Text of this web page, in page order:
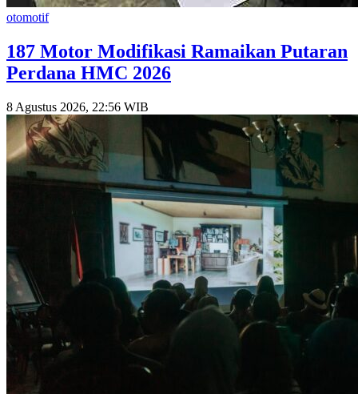
otomotif
187 Motor Modifikasi Ramaikan Putaran
Perdana HMC 2026
8 Agustus 2026, 22:56 WIB